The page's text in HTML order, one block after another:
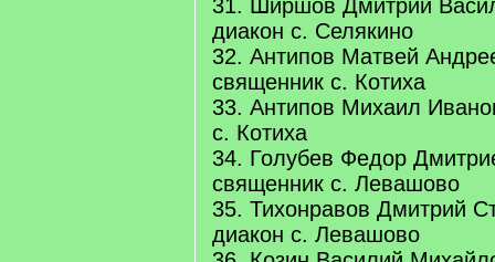
31. Ширшов Дмитрий
диакон с. Селякино
32. Антипов Матвей
священник с. Котиха
33. Антипов Михаил
с. Котиха
34. Голубев Федор
священник с. Левашово
35. Тихонравов Дмитрий
диакон с. Левашово